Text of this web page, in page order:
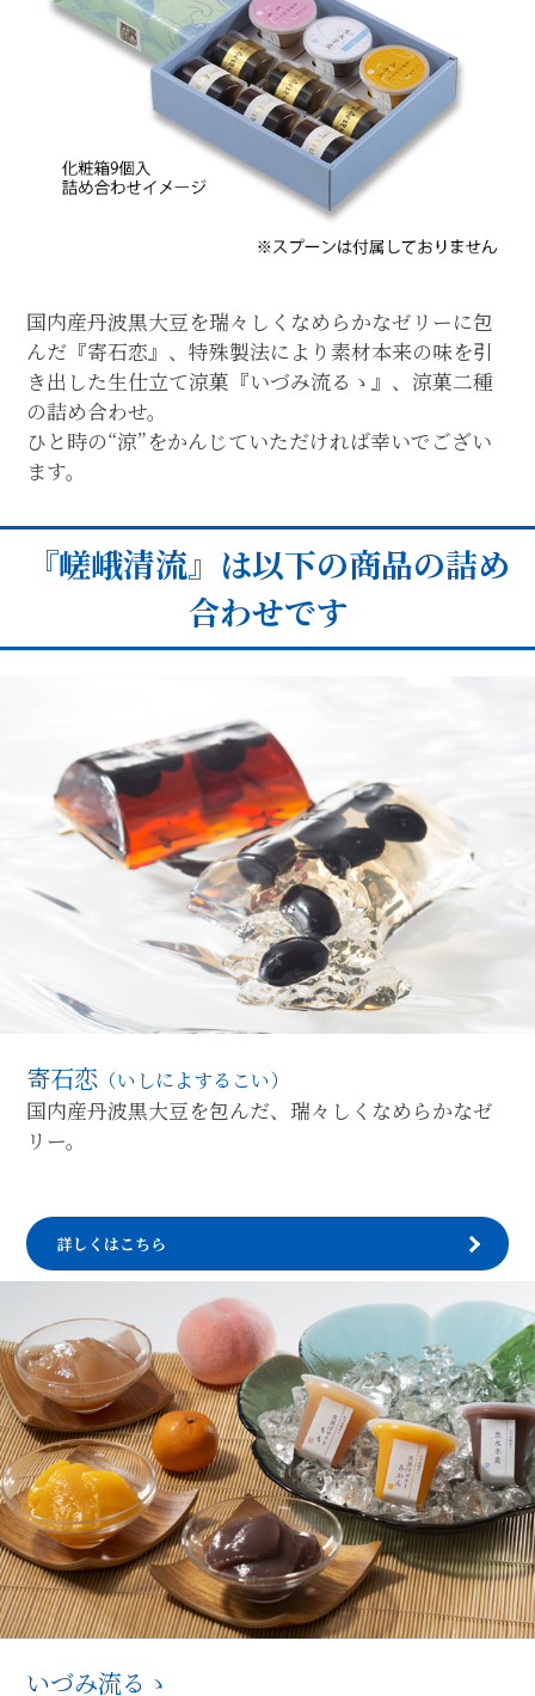
国内産丹波黒大豆を瑞々しくなめらかなゼリーに包
んだ『寄石恋』、特殊製法により素材本来の味を引
き出した生仕立て涼菓『いづみ流るゝ』、涼菓二種
の詰め合わせ。
ひと時の“涼”をかんじていただければ幸いでござい
ます。
『嵯峨清流』は以下の商品の詰め
合わせです
寄石恋 （いしによするこい）
国内産丹波黒大豆を包んだ、瑞々しくなめらかなゼ
リー。
詳しくはこちら
いづみ流るゝ